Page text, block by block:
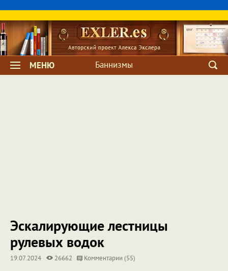
МЕНЮ Баннизмы
Эскалирующие лестницы
рулевых водок
19.07.2024 26662 Комментарии (55)